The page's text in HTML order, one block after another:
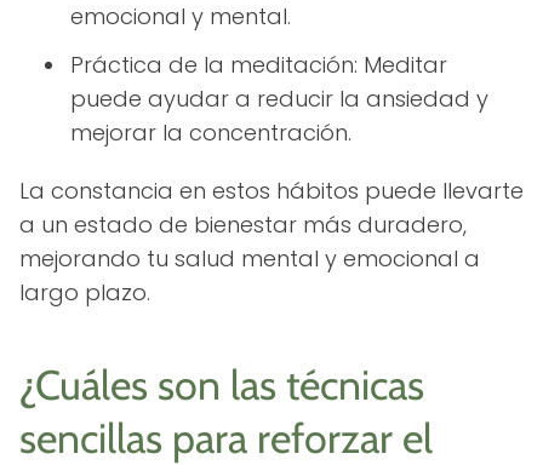
emocional y mental.
Práctica de la meditación: Meditar
puede ayudar a reducir la ansiedad y
mejorar la concentración.
La constancia en estos hábitos puede llevarte
a un estado de bienestar más duradero,
mejorando tu salud mental y emocional a
largo plazo.
¿Cuáles son las técnicas
sencillas para reforzar el